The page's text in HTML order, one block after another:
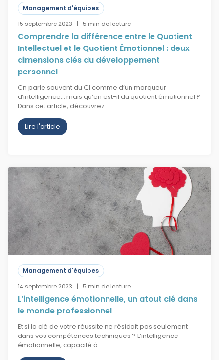
Management d'équipes
15 septembre 2023 | 5 min de lecture
Comprendre la différence entre le Quotient
Intellectuel et le Quotient Émotionnel : deux
dimensions clés du développement
personnel
On parle souvent du QI comme d’un marqueur
d’intelligence… mais qu’en est-il du quotient émotionnel ?
Dans cet article, découvrez…
Lire l'article
Management d'équipes
14 septembre 2023 | 5 min de lecture
L’intelligence émotionnelle, un atout clé dans
le monde professionnel
Et si la clé de votre réussite ne résidait pas seulement
dans vos compétences techniques ? L’intelligence
émotionnelle, capacité à…